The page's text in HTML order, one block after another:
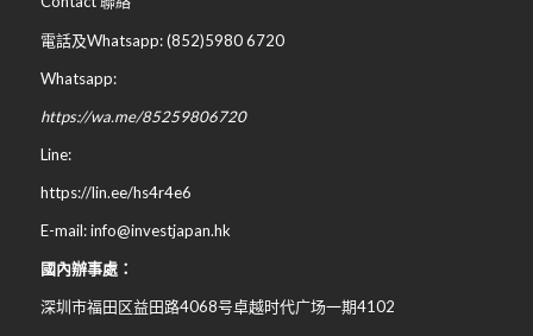
電話及Whatsapp: (852)5980 6720
Whatsapp:
https://wa.me/85259806720
Line:
https://lin.ee/hs4r4e6
E-mail: info@investjapan.hk
國內辦事處：
深圳市福田区益田路4068号卓越时代广场一期4102